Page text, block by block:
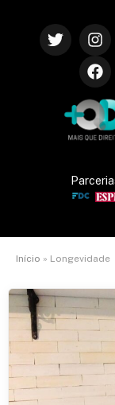
Início » Longevidade